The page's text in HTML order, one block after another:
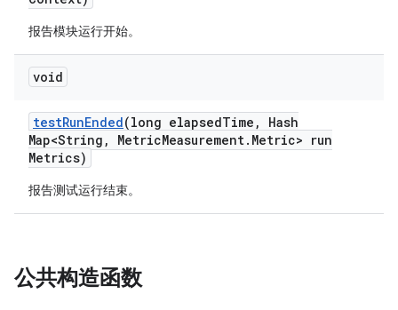
报告模块运行开始。
void
testRunEnded(long elapsedTime ,
Hash
Map<String , MetricMeasurement. Metric> run
Metrics)
报告测试运行结束。
公共构造函数